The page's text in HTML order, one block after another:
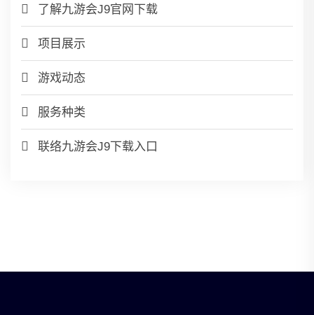
了解九游会J9官网下载
项目展示
游戏动态
服务种类
联络九游会J9下载入口